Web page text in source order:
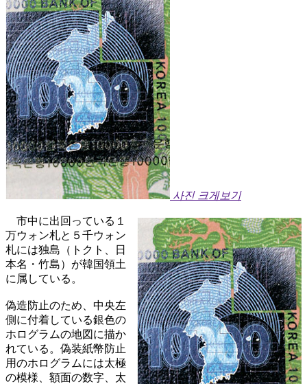
사진 크게보기
市中に出回っている１
万ウォン札と５千ウォン
札には独島（トクト、日
本名・竹島）が韓国領土
に属している。
偽造防止のため、中央左
側に付着している銀色の
ホログラムの地図に描か
れている。偽装紙幣防止
用のホログラムには太極
の模様、額面の数字、太